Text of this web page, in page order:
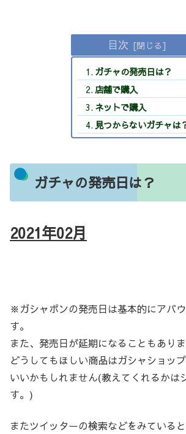
目次
ガチャの発売日は？
店舗で購入
ネットで購入
見つからないガチャは
ガチャの発売日は？
2021年02月
※ガシャポンの発売日は基本的にアバ
す。
また、発売日が延期になることもありま
どうしてもほしい商品はガシャショッ
いいかもしれません(教えてくれるかは
す。)
またツイッターの検索などをみている